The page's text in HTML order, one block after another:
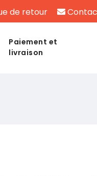
de retour
Paiement et
livraison